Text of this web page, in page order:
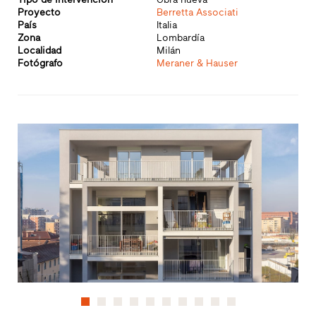
Proyecto
Berretta Associati
País
Italia
Zona
Lombardía
Localidad
Milán
Fotógrafo
Meraner & Hauser